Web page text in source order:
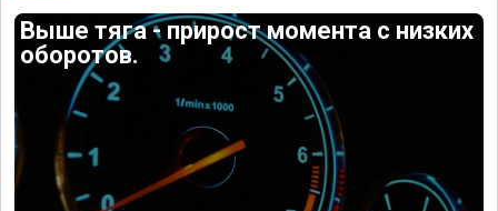
Выше тяга - прирост момента с низких
оборотов.